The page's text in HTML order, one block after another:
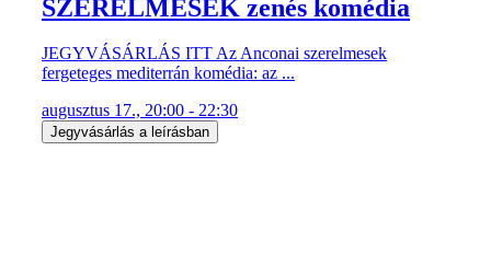
SZERELMESEK zenés komédia
JEGYVÁSÁRLÁS ITT Az Anconai szerelmesek
fergeteges mediterrán komédia: az ...
augusztus 17., 20:00 - 22:30
Jegyvásárlás a leírásban